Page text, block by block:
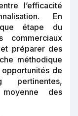
l’efficacité
En
étape du
commerciaux
préparer des
méthodique
de
pertinentes,
des